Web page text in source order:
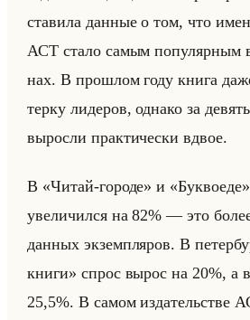
ста­ви­ла дан­ные о том, что
АСТ стало самым по­пу­ляр­ным
нах. В про­шлом году книга
тер­ку ли­де­ров, од­на­ко за
вы­рос­ли прак­ти­че­ски вдвое.
В «Читай-городе» и
уве­ли­чил­ся на 82% — это
дан­ных эк­зем­пля­ров. В
книги» спрос вырос на 20%, а
25,5%. В самом из­да­тельстве